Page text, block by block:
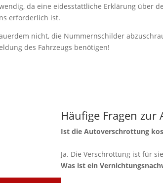
da eine eidesstattliche Erklärung über
erforderlich ist.
nicht, die Nummernschilder
des Fahrzeugs benötigen!
Häufige Fragen
Ist die Autoverschrottung
Ja. Die Verschrottung ist für
Was ist ein